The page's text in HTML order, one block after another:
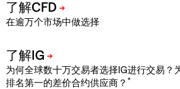
在逾万个市场中做选择
为何全球数十万交易者选择IG进行交易？
排名第一的差价合约供应商？ *